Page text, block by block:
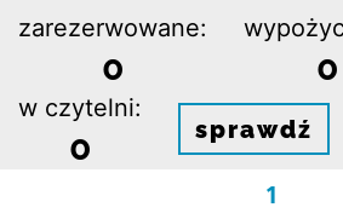
zarezerwowane:
0 0
w czytelni:
0 sprawdź
1